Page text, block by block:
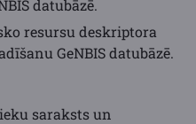
datubāzē.
resursu deskriptora
GeNBIS datubāzē.
saraksts un